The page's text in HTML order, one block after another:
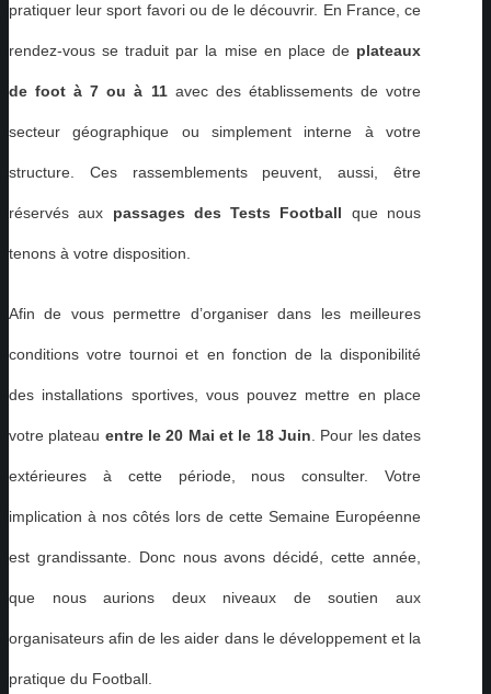
pratiquer leur sport favori ou de le découvrir. En France, ce
rendez-vous se traduit par la mise en place de plateaux
de foot à 7 ou à 11avec des établissements de votre
secteur géographique ou simplement interne à votre
structure. Ces rassemblements peuvent, aussi, être
réservés aux passages des Tests Football que nous
tenons à votre disposition.
Afin de vous permettre d’organiser dans les meilleures
conditions votre tournoi et en fonction de la disponibilité
des installations sportives, vous pouvez mettre en place
votre plateau entre le 20 Mai et le 18 Juin. Pour les dates
extérieures à cette période, nous consulter. Votre
implication à nos côtés lors de cette Semaine Européenne
est grandissante. Donc nous avons décidé, cette année,
que nous aurions deux niveaux de soutien aux
organisateurs afin de les aider dans le développement et la
pratique du Football.